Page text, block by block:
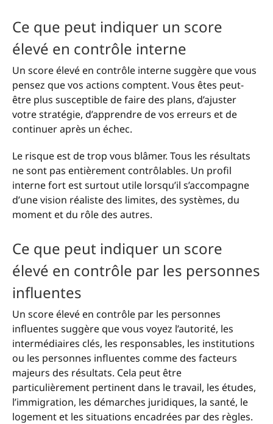
Ce que peut indiquer un score
élevé en contrôle interne
Un score élevé en contrôle interne suggère que vous
pensez que vos actions comptent. Vous êtes peut-
être plus susceptible de faire des plans, d’ajuster
votre stratégie, d’apprendre de vos erreurs et de
continuer après un échec.
Le risque est de trop vous blâmer. Tous les résultats
ne sont pas entièrement contrôlables. Un profil
interne fort est surtout utile lorsqu’il s’accompagne
d’une vision réaliste des limites, des systèmes, du
moment et du rôle des autres.
Ce que peut indiquer un score
élevé en contrôle par les personnes
influentes
Un score élevé en contrôle par les personnes
influentes suggère que vous voyez l’autorité, les
intermédiaires clés, les responsables, les institutions
ou les personnes influentes comme des facteurs
majeurs des résultats. Cela peut être
particulièrement pertinent dans le travail, les études,
l’immigration, les démarches juridiques, la santé, le
logement et les situations encadrées par des règles.